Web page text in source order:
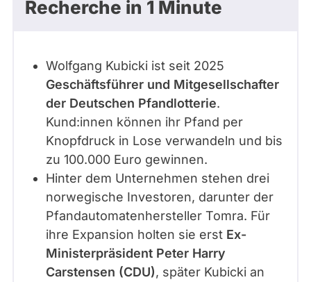
e
Recherche in 1 Minute
Wolfgang Kubicki ist seit 2025
Geschäftsführer und Mitgesellschafter
der Deutschen Pfandlotterie.
Kund:innen können ihr Pfand per
Knopfdruck in Lose verwandeln und bis
zu 100.000 Euro gewinnen.
Hinter dem Unternehmen stehen drei
norwegische Investoren, darunter der
Pfandautomatenhersteller Tomra. Für
ihre Expansion holten sie erst Ex-
Ministerpräsident Peter Harry
Carstensen (CDU), später Kubicki an